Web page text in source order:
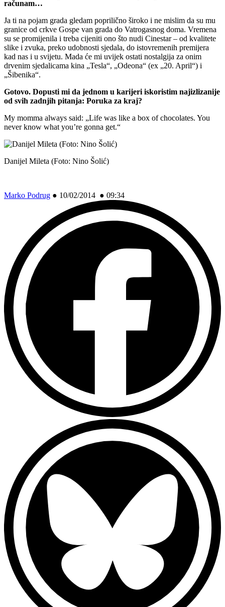
računam…
Ja ti na pojam grada gledam poprilično široko i ne mislim da su mu
granice od crkve Gospe van grada do Vatrogasnog doma. Vremena
su se promijenila i treba cijeniti ono što nudi Cinestar – od kvalitete
slike i zvuka, preko udobnosti sjedala, do istovremenih premijera
kad nas i u svijetu. Mada će mi uvijek ostati nostalgija za onim
drvenim sjedalicama kina „Tesla“, „Odeona“ (ex „20. April“) i
„Šibenika“.
Gotovo. Dopusti mi da jednom u karijeri iskoristim najizlizanije
od svih zadnjih pitanja: Poruka za kraj?
My momma always said: „Life was like a box of chocolates. You
never know what you’re gonna get.“
Danijel Mileta (Foto: Nino Šolić)
Marko Podrug ● 10/02/2014 ● 09:34